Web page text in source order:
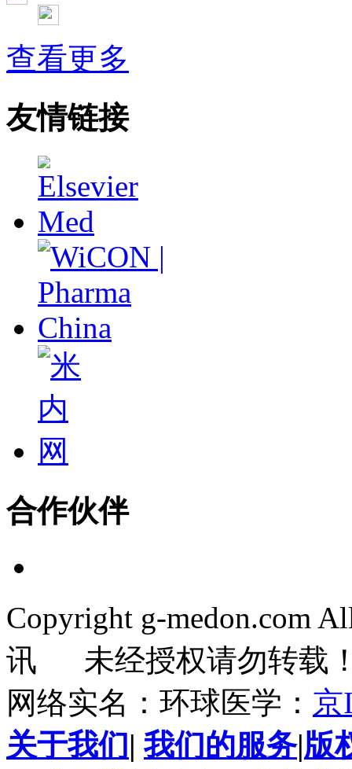
彭晓霞---诊断试验的Meta分析
武姗姗---累积Meta分析和TSA分析
孙凤---Network Meta分析
杨智荣---Cochrane综述实战经验分享
杨祖耀---疾病频率资料的Meta分析
查看更多
友情链接
合作伙伴
Copyright g-medon.com
讯 未经授权请勿转载
网络实名：环球医学： 京
关于我们 | 我们的服务|版